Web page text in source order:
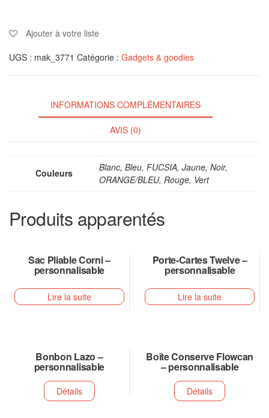
Ajouter à votre liste
UGS : mak_3771 Catégorie : Gadgets & goodies
INFORMATIONS COMPLÉMENTAIRES
AVIS (0)
Couleurs
Blanc, Bleu, FUCSIA, Jaune, Noir,
ORANGE/BLEU, Rouge, Vert
Produits apparentés
Sac Pliable Corni –
personnalisable
Lire la suite
Porte-Cartes Twelve –
personnalisable
Lire la suite
Bonbon Lazo –
personnalisable
Détails
Boîte Conserve Flowcan
– personnalisable
Détails